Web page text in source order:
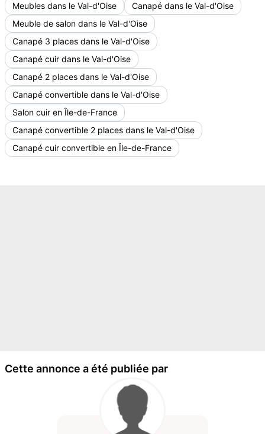
Meubles dans le Val-d'Oise
Canapé dans le Val-d'Oise
Meuble de salon dans le Val-d'Oise
Canapé 3 places dans le Val-d'Oise
Canapé cuir dans le Val-d'Oise
Canapé 2 places dans le Val-d'Oise
Canapé convertible dans le Val-d'Oise
Salon cuir en Île-de-France
Canapé convertible 2 places dans le Val-d'Oise
Canapé cuir convertible en Île-de-France
Cette annonce a été publiée par